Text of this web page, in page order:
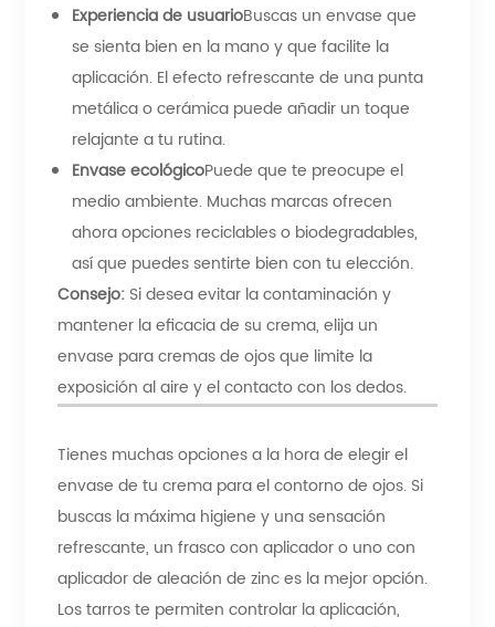
Experiencia de usuarioBuscas un envase que
se sienta bien en la mano y que facilite la
aplicación. El efecto refrescante de una punta
metálica o cerámica puede añadir un toque
relajante a tu rutina.
Envase ecológicoPuede que te preocupe el
medio ambiente. Muchas marcas ofrecen
ahora opciones reciclables o biodegradables,
así que puedes sentirte bien con tu elección.
Consejo: Si desea evitar la contaminación y
mantener la eficacia de su crema, elija un
envase para cremas de ojos que limite la
exposición al aire y el contacto con los dedos.
Tienes muchas opciones a la hora de elegir el
envase de tu crema para el contorno de ojos. Si
buscas la máxima higiene y una sensación
refrescante, un frasco con aplicador o uno con
aplicador de aleación de zinc es la mejor opción.
Los tarros te permiten controlar la aplicación,